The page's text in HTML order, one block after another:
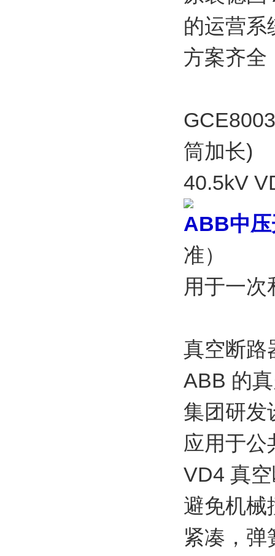
的运营系
方案齐全
筒加长)
40.5kV
ABB中
准）
用于一
真空断路
ABB 的
集团研发
应用于公
VD4 真
避免机械
紧凑，弹